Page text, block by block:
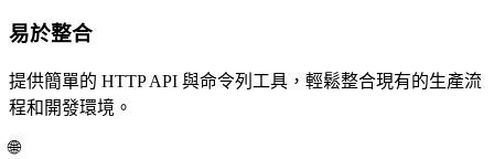
易於整合
提供簡單的 HTTP API 與命令列工具，輕鬆整合現有的生產流
程和開發環境。
🌐